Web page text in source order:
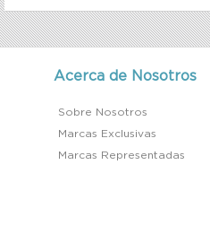
Acerca de Nosotros
Sobre Nosotros
Marcas Exclusivas
Marcas Representadas